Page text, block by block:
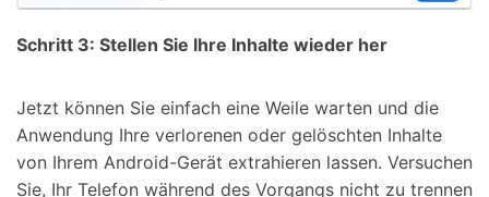
Schritt 3: Stellen Sie Ihre Inhalte wieder her
Jetzt können Sie einfach eine Weile warten und die
Anwendung Ihre verlorenen oder gelöschten Inhalte
von Ihrem Android-Gerät extrahieren lassen. Versuchen
Sie, Ihr Telefon während des Vorgangs nicht zu trennen